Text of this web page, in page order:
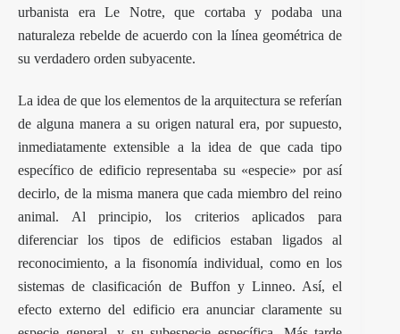
urbanista era Le Notre, que cortaba y podaba una
naturaleza rebelde de acuerdo con la línea geométrica de
su verdadero orden subyacente.
La idea de que los elementos de la arquitectura se referían
de alguna manera a su origen natural era, por supuesto,
inmediatamente extensible a la idea de que cada tipo
específico de edificio representaba su «especie» por así
decirlo, de la misma manera que cada miembro del reino
animal. Al principio, los criterios aplicados para
diferenciar los tipos de edificios estaban ligados al
reconocimiento, a la fisonomía individual, como en los
sistemas de clasificación de Buffon y Linneo. Así, el
efecto externo del edificio era anunciar claramente su